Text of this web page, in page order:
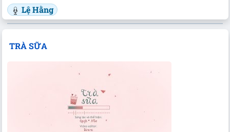
Lệ Hằng
TRÀ SỮA